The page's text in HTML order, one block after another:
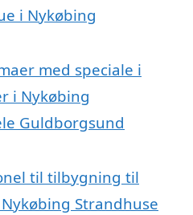
i Nykøbing
med speciale i
i Nykøbing
Guldborgsund
til tilbygning til
Strandhuse